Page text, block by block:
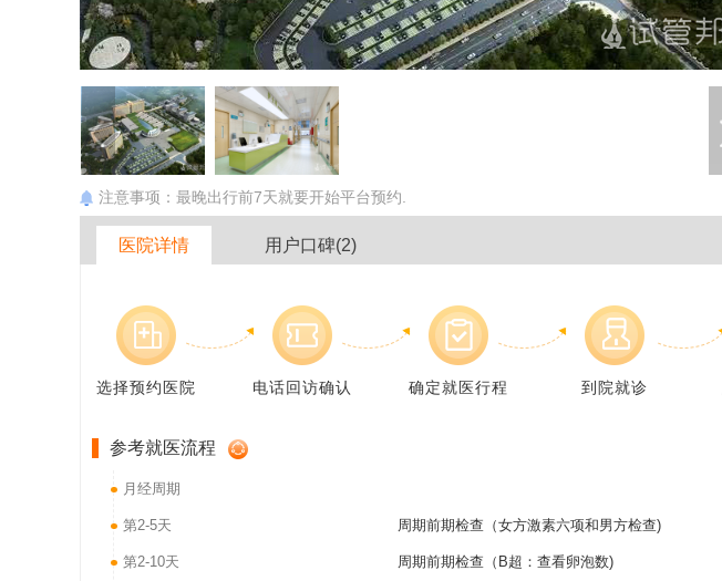
注意事项：最晚出行前7天就要开始平台预约.
医院详情 用户口碑(2)
选择预约医院 电话回访确认 确定就医行程 到院就诊
参考就医流程
月经周期
第2-5天 周期前期检查（女方激素六项和男方检查)
第2-10天 周期前期检查（B超：查看卵泡数)